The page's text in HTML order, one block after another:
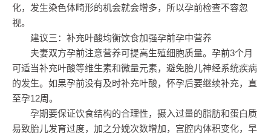
化，发生染色体畸形的机会就会增多，所以孕前检查不容忽
视。
建议三：补充叶酸均衡饮食加强孕前孕中营养
夫妻双方孕前注意营养可提高生殖细胞质量。孕前3个月
可适当补充叶酸等维生素和微量元素，避免胎儿神经系统疾病
的发生。如果孕前没有及时补充叶酸，怀孕后要继续补充，直
至孕12周。
孕期要保证饮食结构的合理性，摄入过量的脂肪和蛋白质
易致胎儿发育过度，加之分娩次数增加，宫腔内体积变化，早